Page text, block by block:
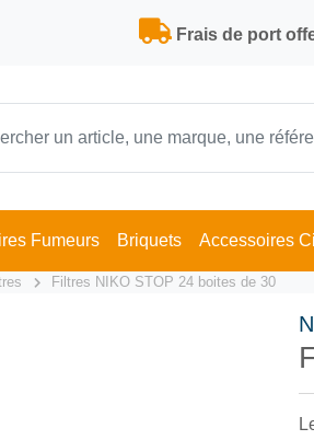
Frais de port
Fumeurs Briquets Accessoires
Filtres NIKO STOP 24 boites de 30